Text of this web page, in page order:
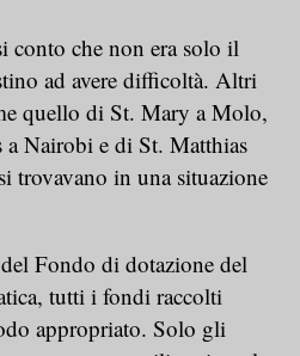
conto che non era solo il
ad avere difficoltà. Altri
quello di St. Mary a Molo,
Nairobi e di St. Matthias
trovavano in una situazione
Fondo di dotazione del
tutti i fondi raccolti
appropriato. Solo gli